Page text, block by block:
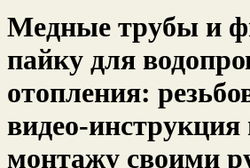
Медные трубы и
пайку для
отопления:
видео-инструкция
монтажу своими